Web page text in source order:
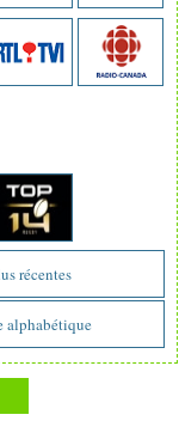
récentes
alphabétique